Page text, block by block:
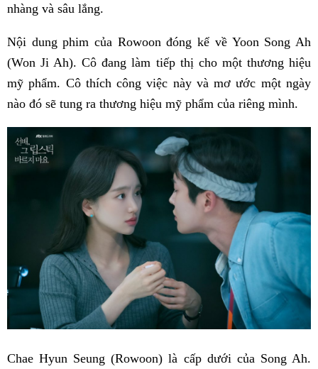
nhàng và sâu lắng.
Nội dung phim của Rowoon đóng kể về Yoon Song Ah
(Won Ji Ah). Cô đang làm tiếp thị cho một thương hiệu
mỹ phẩm. Cô thích công việc này và mơ ước một ngày
nào đó sẽ tung ra thương hiệu mỹ phẩm của riêng mình.
Chae Hyun Seung (Rowoon) là cấp dưới của Song Ah.